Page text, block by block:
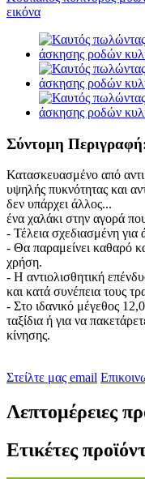
Σύντομη
Κατασκευασμένο από
υψηλής πυκνότητας και
δεν υπάρχει άλλος...
ένα χαλάκι στην αγορά
- Τέλεια σχεδιασμένη για
- Θα παραμείνει καθαρό
χρήση.
- Η αντιολισθητική
και κατά συνέπεια τους
- Στο ιδανικό μέγεθος
ταξίδια ή για να
κίνησης.
Στείλτε μας email
Λεπτομέρειες
Ετικέτες